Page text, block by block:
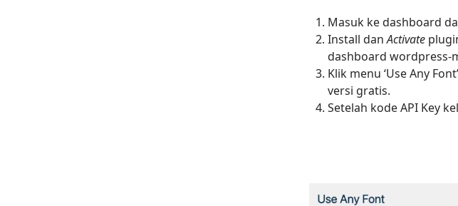
Masuk ke dashboard
Install danActivate
dashboard wordpress-
Klik menu ‘Use Any
versi gratis.
Setelah kode API Key